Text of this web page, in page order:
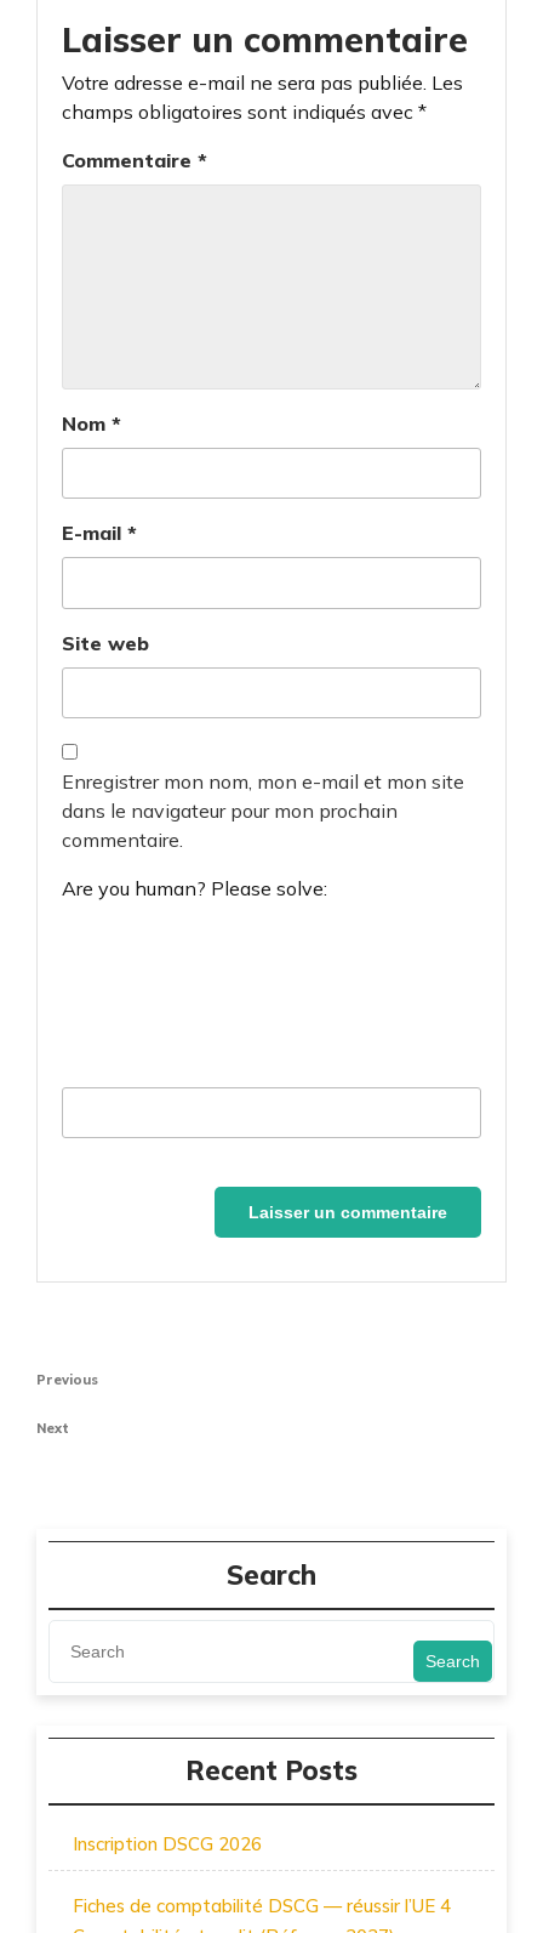
Laisser un commentaire
Votre adresse e-mail ne sera pas publiée. Les
champs obligatoires sont indiqués avec *
Commentaire *
Nom *
E-mail *
Site web
Enregistrer mon nom, mon e-mail et mon site
dans le navigateur pour mon prochain
commentaire.
Are you human? Please solve:
Navigation
de
Previous
Previous
Next
Next
Search
Search
Recent Posts
Inscription DSCG 2026
Fiches de comptabilité DSCG — réussir l’UE 4